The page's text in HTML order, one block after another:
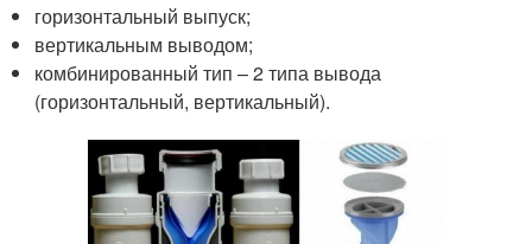
горизонтальный выпуск;
вертикальным выводом;
комбинированный тип – 2 типа вывода
(горизонтальный, вертикальный).